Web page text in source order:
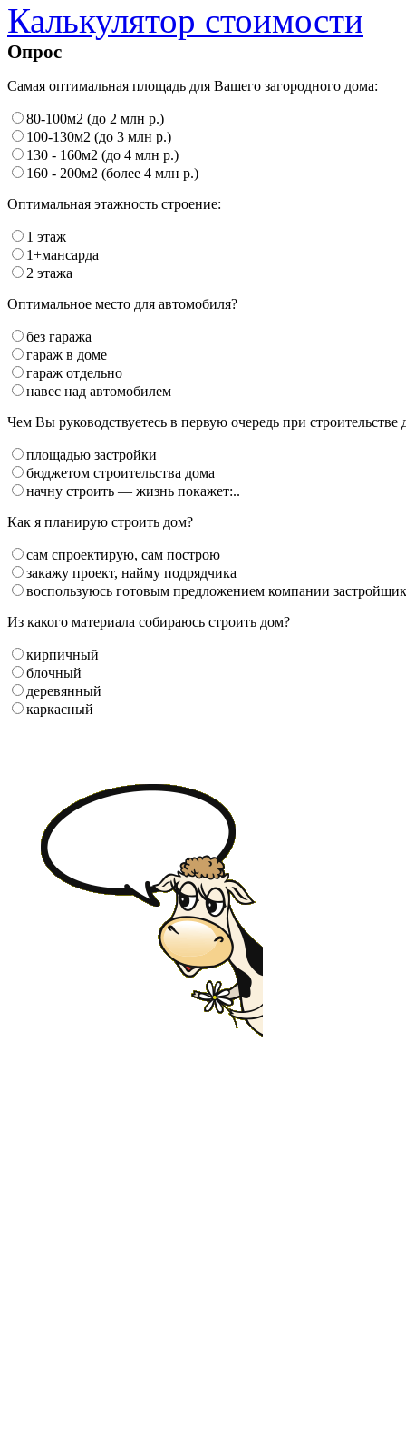
Калькулятор стоимости
Опрос
Самая оптимальная площадь для Вашего загородного дома:
80-100м2 (до 2 млн р.)
100-130м2 (до 3 млн р.)
130 - 160м2 (до 4 млн р.)
160 - 200м2 (более 4 млн р.)
Оптимальная этажность строение:
1 этаж
1+мансарда
2 этажа
Оптимальное место для автомобиля?
без гаража
гараж в доме
гараж отдельно
навес над автомобилем
Чем Вы руководствуетесь в первую очередь при строительстве
площадью застройки
бюджетом строительства дома
начну строить — жизнь покажет:..
Как я планирую строить дом?
сам спроектирую, сам построю
закажу проект, найму подрядчика
воспользуюсь готовым предложением компании
Из какого материала собираюсь строить дом?
кирпичный
блочный
деревянный
каркасный